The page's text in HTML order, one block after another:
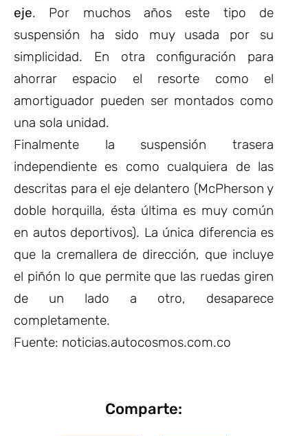
eje. Por muchos años este tipo de
suspensión ha sido muy usada por su
simplicidad. En otra configuración para
ahorrar espacio el resorte como el
amortiguador pueden ser montados como
una sola unidad.
Finalmente la suspensión trasera
independiente es como cualquiera de las
descritas para el eje delantero (McPherson y
doble horquilla, ésta última es muy común
en autos deportivos). La única diferencia es
que la cremallera de dirección, que incluye
el piñón lo que permite que las ruedas giren
de un lado a otro, desaparece
completamente.
Fuente: noticias.autocosmos.com.co
Comparte: